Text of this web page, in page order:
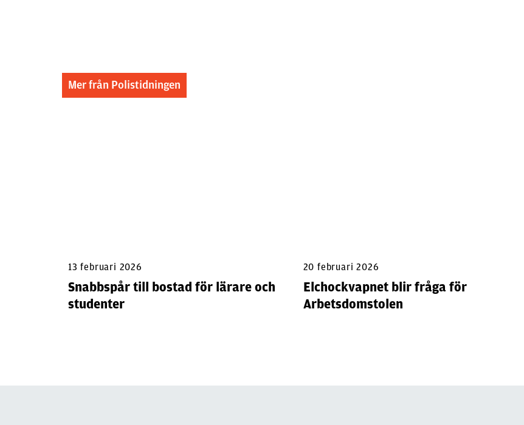
Mer från Polistidningen
13 februari 2026
Snabbspår till bostad för lärare och
studenter
20 februari 2026
Elchockvapnet blir fråga för
Arbetsdomstolen